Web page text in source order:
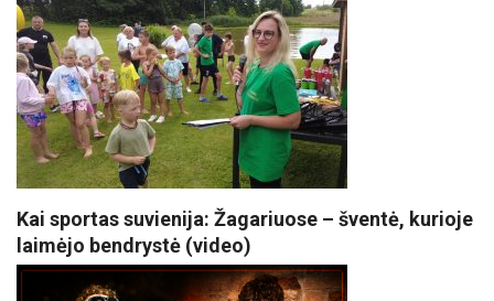
Kai sportas suvienija: Žagariuose – šventė, kurioje
laimėjo bendrystė (video)